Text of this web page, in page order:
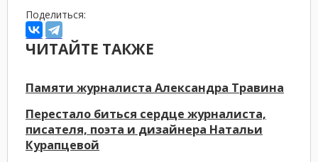
Поделиться:
ЧИТАЙТЕ ТАКЖЕ
Памяти журналиста Александра Травина
Перестало биться сердце журналиста,
писателя, поэта и дизайнера Натальи
Курапцевой